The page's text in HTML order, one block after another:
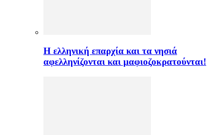
H ελληνική επαρχία και τα νησιά
αφελληνίζονται και μαφιοζοκρατούνται!